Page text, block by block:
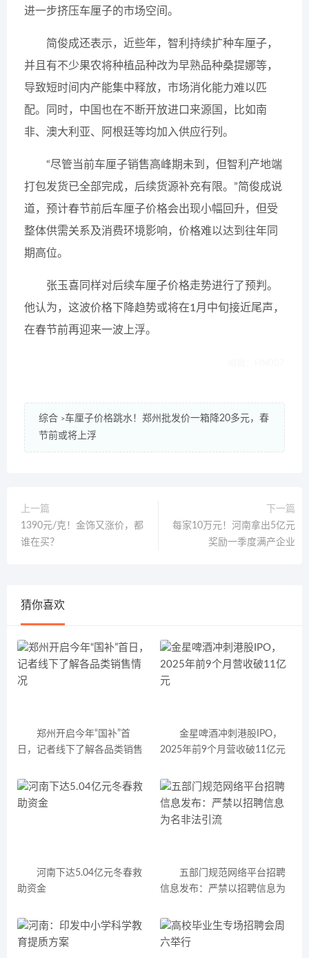
进一步挤压车厘子的市场空间。
简俊成还表示，近些年，智利持续扩种车厘子，
并且有不少果农将种植品种改为早熟品种桑提娜等，
导致短时间内产能集中释放，市场消化能力难以匹
配。同时，中国也在不断开放进口来源国，比如南
非、澳大利亚、阿根廷等均加入供应行列。
“尽管当前车厘子销售高峰期未到，但智利产地端
打包发货已全部完成，后续货源补充有限。”简俊成说
道，预计春节前后车厘子价格会出现小幅回升，但受
整体供需关系及消费环境影响，价格难以达到往年同
期高位。
张玉喜同样对后续车厘子价格走势进行了预判。
他认为，这波价格下降趋势或将在1月中旬接近尾声，
在春节前再迎来一波上浮。
综合 >车厘子价格跳水！郑州批发价一箱降20多元，春
节前或将上浮
上一篇
1390元/克！金饰又涨价，都
谁在买？
下一篇
每家10万元！河南拿出5亿元
奖励一季度满产企业
猜你喜欢
郑州开启今年“国补”首
日，记者线下了解各品类销售
金星啤酒冲刺港股IPO，
2025年前9个月营收破11亿元
河南下达5.04亿元冬春救
助资金
五部门规范网络平台招聘
信息发布：严禁以招聘信息为